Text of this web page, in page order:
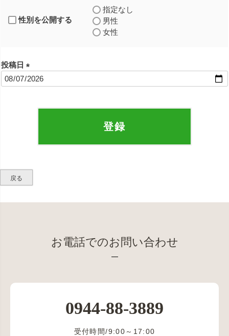
性別を公開する
指定なし
男性
女性
投稿日
(
登録
戻る
お電話でのお問い合わせ
0944-88-3889
受付時間/9:00～17:00